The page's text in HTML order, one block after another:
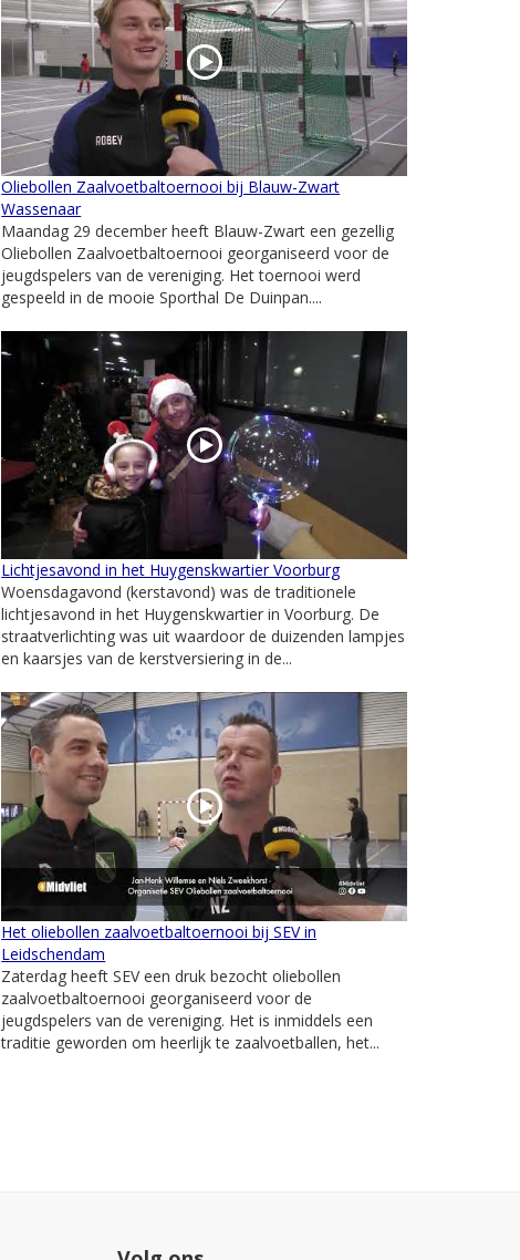
Oliebollen Zaalvoetbaltoernooi bij Blauw-Zwart
Wassenaar
Maandag 29 december heeft Blauw-Zwart een gezellig
Oliebollen Zaalvoetbaltoernooi georganiseerd voor de
jeugdspelers van de vereniging. Het toernooi werd
gespeeld in de mooie Sporthal De Duinpan....
Lichtjesavond in het Huygenskwartier Voorburg
Woensdagavond (kerstavond) was de traditionele
lichtjesavond in het Huygenskwartier in Voorburg. De
straatverlichting was uit waardoor de duizenden lampjes
en kaarsjes van de kerstversiering in de...
Het oliebollen zaalvoetbaltoernooi bij SEV in
Leidschendam
Zaterdag heeft SEV een druk bezocht oliebollen
zaalvoetbaltoernooi georganiseerd voor de
jeugdspelers van de vereniging. Het is inmiddels een
traditie geworden om heerlijk te zaalvoetballen, het...